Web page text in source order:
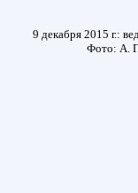
9 декабря 2015 г.:
Фото: А.